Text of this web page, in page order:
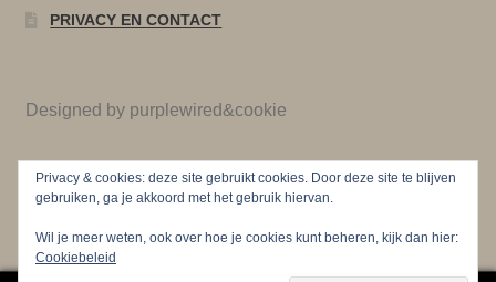
PRIVACY EN CONTACT
Designed by purplewired&cookie
Privacy & cookies: deze site gebruikt cookies. Door deze site te blijven
gebruiken, ga je akkoord met het gebruik hiervan.
Wil je meer weten, ook over hoe je cookies kunt beheren, kijk dan hier:
Cookiebeleid